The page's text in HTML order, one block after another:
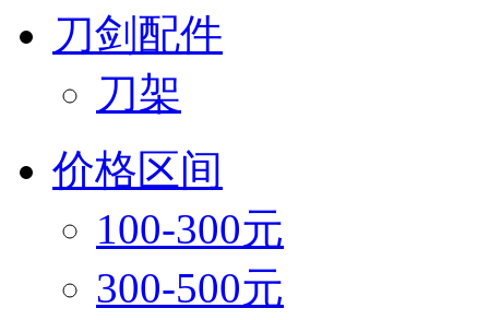
刀剑配件
刀架
价格区间
100-300元
300-500元